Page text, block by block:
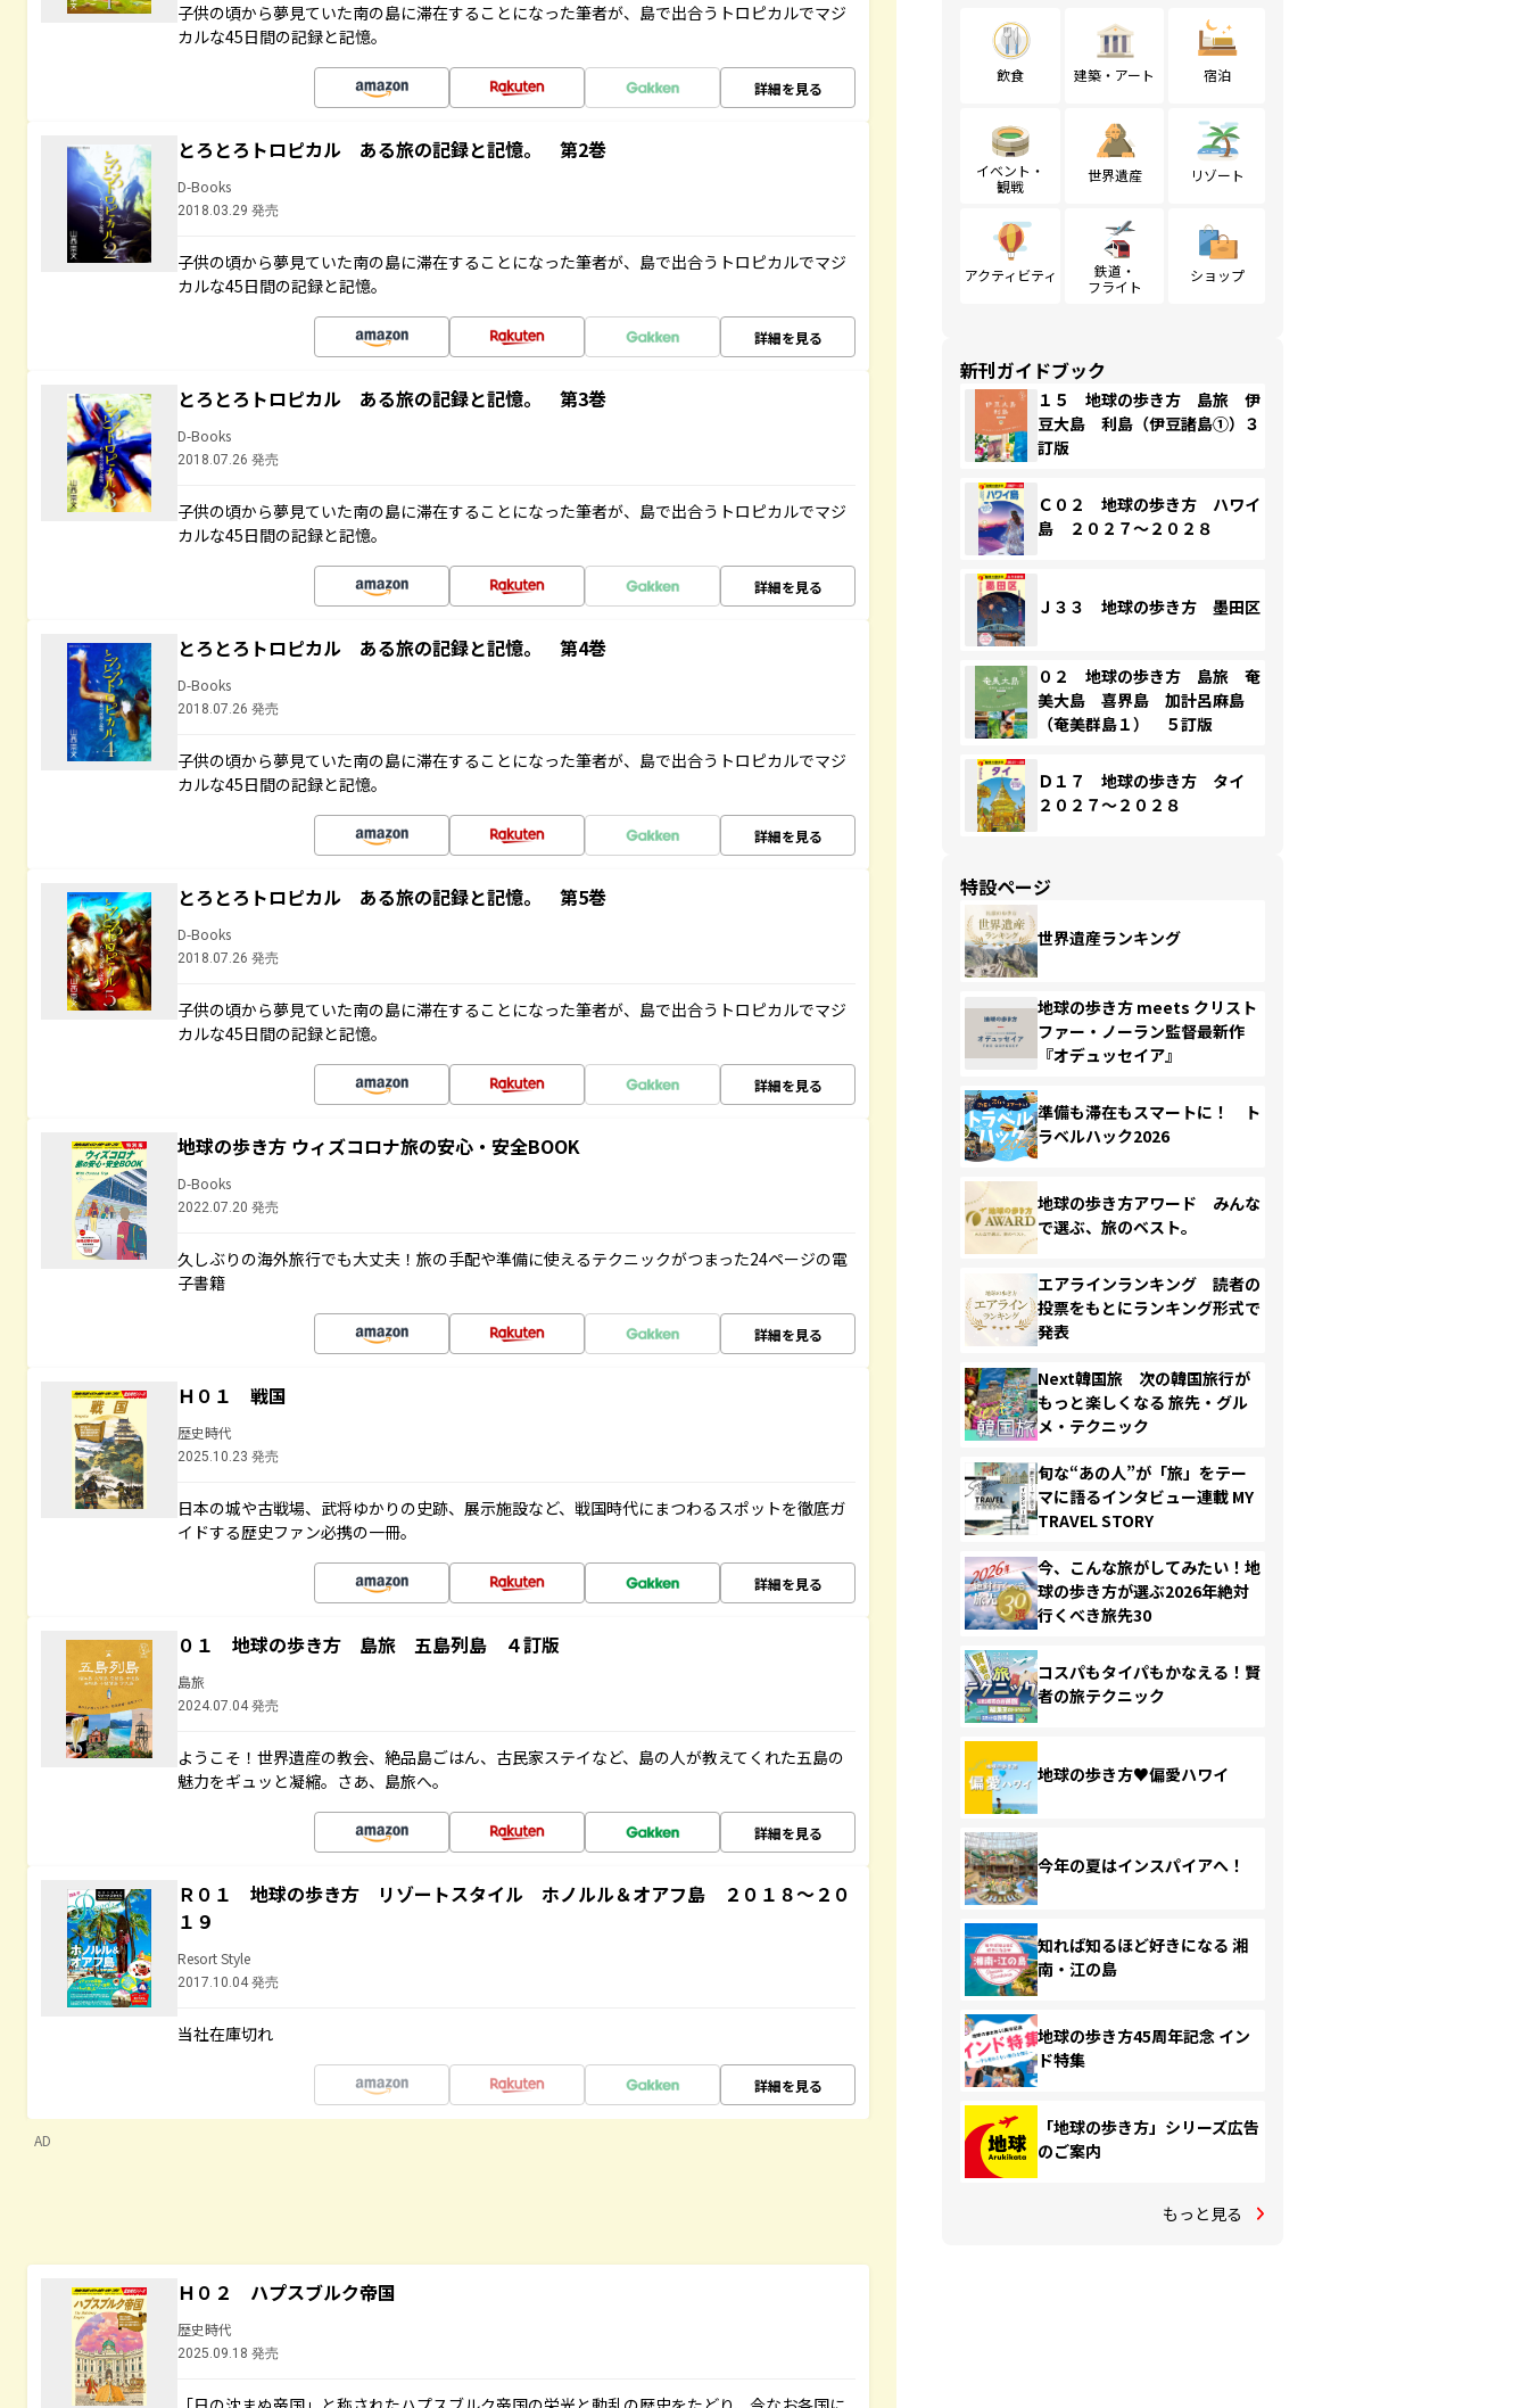
子供の頃から夢見ていた南の島に滞在することになった筆者が、島で出合うトロピカルでマジ
カルな45日間の記録と記憶。
詳細を見る
とろとろトロピカル ある旅の記録と記憶。 第2巻
D-Books
2018.03.29 発売
子供の頃から夢見ていた南の島に滞在することになった筆者が、島で出合うトロピカルでマジ
カルな45日間の記録と記憶。
詳細を見る
とろとろトロピカル ある旅の記録と記憶。 第3巻
D-Books
2018.07.26 発売
子供の頃から夢見ていた南の島に滞在することになった筆者が、島で出合うトロピカルでマジ
カルな45日間の記録と記憶。
詳細を見る
とろとろトロピカル ある旅の記録と記憶。 第4巻
D-Books
2018.07.26 発売
子供の頃から夢見ていた南の島に滞在することになった筆者が、島で出合うトロピカルでマジ
カルな45日間の記録と記憶。
詳細を見る
とろとろトロピカル ある旅の記録と記憶。 第5巻
D-Books
2018.07.26 発売
子供の頃から夢見ていた南の島に滞在することになった筆者が、島で出合うトロピカルでマジ
カルな45日間の記録と記憶。
詳細を見る
地球の歩き方 ウィズコロナ旅の安心・安全BOOK
D-Books
2022.07.20 発売
久しぶりの海外旅行でも大丈夫！旅の手配や準備に使えるテクニックがつまった24ページの電
子書籍
詳細を見る
Ｈ０１ 戦国
歴史時代
2025.10.23 発売
日本の城や古戦場、武将ゆかりの史跡、展示施設など、戦国時代にまつわるスポットを徹底ガ
イドする歴史ファン必携の一冊。
詳細を見る
０１ 地球の歩き方 島旅 五島列島 ４訂版
島旅
2024.07.04 発売
ようこそ！世界遺産の教会、絶品島ごはん、古民家ステイなど、島の人が教えてくれた五島の
魅力をギュッと凝縮。さあ、島旅へ。
詳細を見る
Ｒ０１ 地球の歩き方 リゾートスタイル ホノルル＆オアフ島 ２０１８～２０
１９
Resort Style
2017.10.04 発売
当社在庫切れ
詳細を見る
AD
Ｈ０２ ハプスブルク帝国
歴史時代
2025.09.18 発売
飲食 建築・アート 宿泊
イベント・
観戦
世界遺産 リゾート
アクティビティ
鉄道・
フライト
ショップ
新刊ガイドブック
１５ 地球の歩き方 島旅 伊
豆大島 利島（伊豆諸島①）３
訂版
Ｃ０２ 地球の歩き方 ハワイ
島 ２０２７～２０２８
Ｊ３３ 地球の歩き方 墨田区
０２ 地球の歩き方 島旅 奄
美大島 喜界島 加計呂麻島
（奄美群島１） ５訂版
Ｄ１７ 地球の歩き方 タイ
２０２７～２０２８
特設ページ
世界遺産ランキング
地球の歩き方 meets クリスト
ファー・ノーラン監督最新作
『オデュッセイア』
準備も滞在もスマートに！ ト
ラベルハック2026
地球の歩き方アワード みんな
で選ぶ、旅のベスト。
エアラインランキング 読者の
投票をもとにランキング形式で
発表
Next韓国旅 次の韓国旅行が
もっと楽しくなる 旅先・グル
メ・テクニック
旬な“あの人”が「旅」をテー
マに語るインタビュー連載 MY
TRAVEL STORY
今、こんな旅がしてみたい！地
球の歩き方が選ぶ2026年絶対
行くべき旅先30
コスパもタイパもかなえる！賢
者の旅テクニック
地球の歩き方♥偏愛ハワイ
今年の夏はインスパイアへ！
知れば知るほど好きになる 湘
南・江の島
地球の歩き方45周年記念 イン
ド特集
「地球の歩き方」シリーズ広告
のご案内
もっと見る